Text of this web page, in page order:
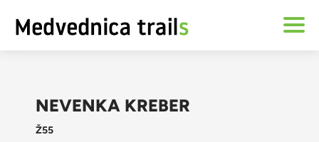
NEVENKA KREBER
Ž55